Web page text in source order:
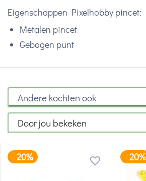
Eigenschappen Pixelhobby pincet:
Metalen pincet
Gebogen punt
Andere kochten ook
Door jou bekeken
-20% -20%